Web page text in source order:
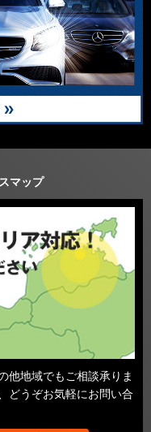
マップ
他地域でもご相談承りま
どうぞお気軽にお問い合